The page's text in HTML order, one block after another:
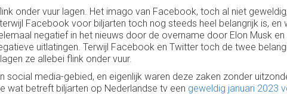
onder vuur lagen. Het imago van Facebook, toch al niet
Facebook voor biljarten toch nog steeds heel belangrijk is, en
negatief in het nieuws door de overname door Elon Musk
uitlatingen. Terwijl Facebook en Twitter toch de twee
ze allebei flink onder vuur.
media-gebied, en eigenlijk waren deze zaken zonder
wat betreft biljarten op Nederlandse tv een geweldig januari 2023